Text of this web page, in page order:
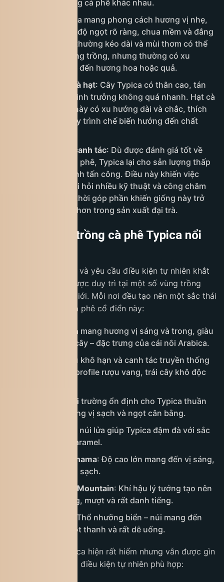
triển nhiều giống cà phê khác nhau.
: Typica mang phong cách hương vị nhẹ,
dễ tiếp cận, với độ ngọt rõ ràng, chua mềm và đắng
rất nhẹ. Hậu vị thường kéo dài và mùi thơm có thể
thay đổi tùy vùng trồng, nhưng thường có xu
hướng gợi nhắc đến hương hoa hoặc quả.
Đặc điểm cây và hạt: Cây Typica có thân cao, tán
gọn và tốc độ sinh trưởng không quá nhanh. Hạt cà
phê của giống này có xu hướng dài và chắc, thích
hợp cho các quy trình chế biến hướng đến chất
Chất lượng và canh tác: Dù được đánh giá tốt về
chất lượng ly cà phê, Typica lại cho sản lượng thấp
và dễ bị sâu bệnh tấn công. Điều này khiến việc
trồng Typica đòi hỏi nhiều kỹ thuật và công chăm
sóc hơn, đồng thời góp phần khiến giống này trở
nên ít phổ biến hơn trong sản xuất đại trà.
Những vùng trồng cà phê Typica nổi
Dù năng suất thấp và yêu cầu điều kiện tự nhiên khắt
vẫn được duy trì tại một số vùng trồng
đặc biệt trên thế giới. Mỗi nơi đều tạo nên một sắc thái
riêng cho giống cà phê cổ điển này:
: Typica mang hương vị sáng và trong, giàu
nốt hoa và trái cây – đặc trưng của cái nôi Arabica.
: Khí hậu khô hạn và canh tác truyền thống
giúp Typica có profile rượu vang, trái cây khô độc
: Môi trường ổn định cho Typica thuần
chủng, tạo hương vị sạch và ngọt cân bằng.
: Đất núi lửa giúp Typica đậm đà với sắc
thái cacao và caramel.
Costa Rica / Panama: Độ cao lớn mang đến vị sáng,
tinh tế và hậu vị sạch.
Jamaica – Blue Mountain: Khí hậu lý tưởng tạo nên
Typica cân bằng, mượt và rất danh tiếng.
: Thổ nhưỡng biển – núi mang đến
Typica nhẹ, ngọt thanh và rất dễ uống.
Tại Việt Nam, Typica hiện rất hiếm nhưng vẫn được gìn
giữ tại vài vùng có điều kiện tự nhiên phù hợp: